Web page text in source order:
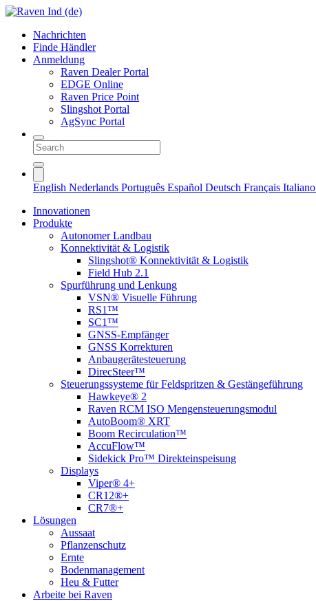
Nachrichten
Finde Händler
Anmeldung
Raven Dealer Portal
EDGE Online
Raven Price Point
Slingshot Portal
AgSync Portal
English Nederlands Português Español Deutsch Français Italiano
Innovationen
Produkte
Autonomer Landbau
Konnektivität & Logistik
Slingshot® Konnektivität & Logistik
Field Hub 2.1
Spurführung und Lenkung
VSN® Visuelle Führung
RS1™
SC1™
GNSS-Empfänger
GNSS Korrekturen
Anbaugerätesteuerung
DirecSteer™
Steuerungssysteme für Feldspritzen & Gestängeführung
Hawkeye® 2
Raven RCM ISO Mengensteuerungsmodul
AutoBoom® XRT
Boom Recirculation™
AccuFlow™
Sidekick Pro™ Direkteinspeisung
Displays
Viper® 4+
CR12®+
CR7®+
Lösungen
Aussaat
Pflanzenschutz
Ernte
Bodenmanagement
Heu & Futter
Arbeite bei Raven